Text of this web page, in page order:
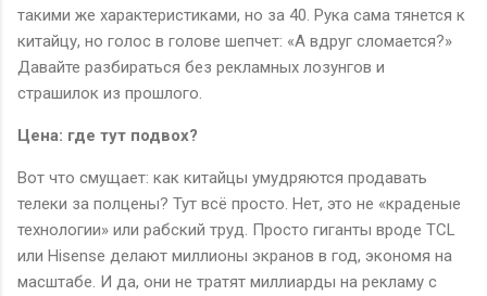
такими же характеристиками, но за 40. Рука сама тянется к
китайцу, но голос в голове шепчет: «А вдруг сломается?»
Давайте разбираться без рекламных лозунгов и
страшилок из прошлого.
Цена: где тут подвох?
Вот что смущает: как китайцы умудряются продавать
телеки за полцены? Тут всё просто. Нет, это не «краденые
технологии» или рабский труд. Просто гиганты вроде TCL
или Hisense делают миллионы экранов в год, экономя на
масштабе. И да, они не тратят миллиарды на рекламу с